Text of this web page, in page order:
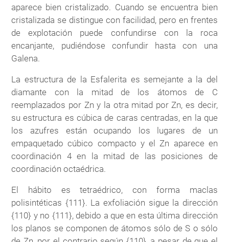
aparece bien cristalizado. Cuando se encuentra bien
cristalizada se distingue con facilidad, pero en frentes
de explotación puede confundirse con la roca
encanjante, pudiéndose confundir hasta con una
Galena.
La estructura de la Esfalerita es semejante a la del
diamante con la mitad de los átomos de C
reemplazados por Zn y la otra mitad por Zn, es decir,
su estructura es cúbica de caras centradas, en la que
los azufres están ocupando los lugares de un
empaquetado cúbico compacto y el Zn aparece en
coordinación 4 en la mitad de las posiciones de
coordinación octaédrica.
El hábito es tetraédrico, con forma maclas
polisintéticas {111}. La exfoliación sigue la dirección
{110} y no {111}, debido a que en esta última dirección
los planos se componen de átomos sólo de S o sólo